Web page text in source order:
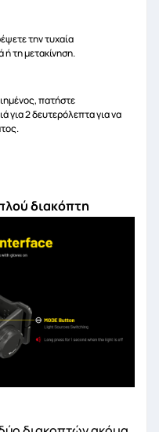
την τυχαία
τη μετακίνηση.
πατήστε
για 2 δευτερόλεπτα για να
διακόπτη